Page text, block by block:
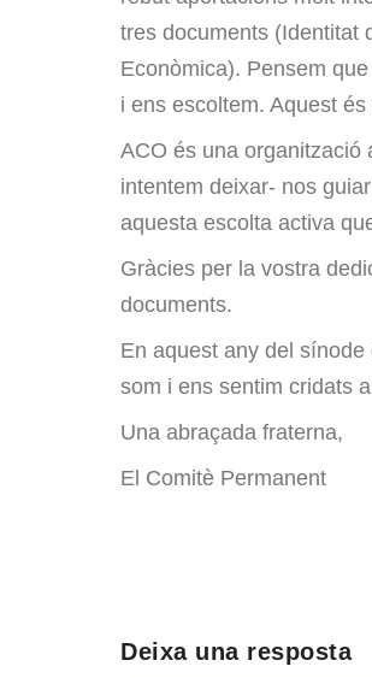
tres documents (Identitat
Econòmica). Pensem
i ens escoltem. Aquest
ACO és una organització
intentem deixar- nos
aquesta escolta activa
Gràcies per la vostra
documents.
En aquest any del
som i ens sentim cridats
Una abraçada fraterna,
El Comitè Permanent
Deixa una resposta